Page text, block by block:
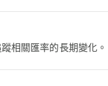
相關匯率的長期變化。